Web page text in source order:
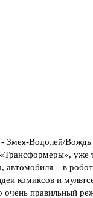
- Змея-Водолей/
уже
автомобиля – в
комиксов и
очень правильный